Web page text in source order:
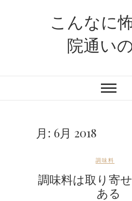
c
n
こんなに
院通い
月: 6月 2018
調味料
調味料は取り寄
ある